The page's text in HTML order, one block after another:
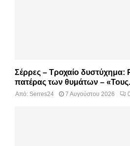
Σέρρες – Τροχαίο δυστύχημα:
πατέρας των θυμάτων –
Από: Serres24 7 Αυγούστου 2026 0